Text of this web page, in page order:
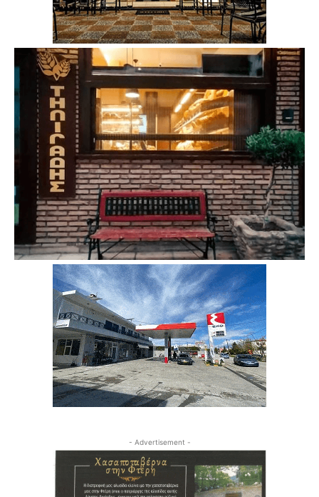
- Advertisement -